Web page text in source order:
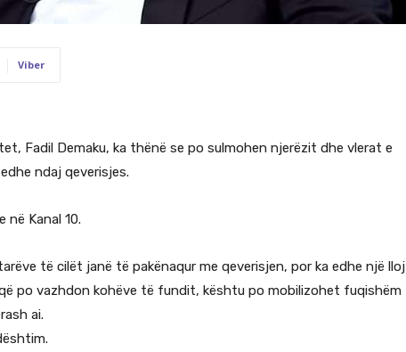
Viber
Fadil Demaku, ka thënë se po sulmohen njerëzit dhe vlerat e
ndaj qeverisjes.
në Kanal 10.
të cilët janë të pakënaqur me qeverisjen, por ka edhe një lloj
po vazhdon kohëve të fundit, kështu po mobilizohet fuqishëm
ai.